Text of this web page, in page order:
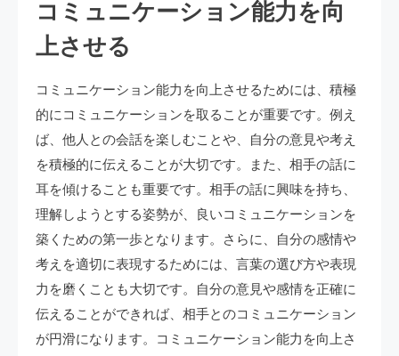
コミュニケーション能力を向
上させる
コミュニケーション能力を向上させるためには、積極
的にコミュニケーションを取ることが重要です。例え
ば、他人との会話を楽しむことや、自分の意見や考え
を積極的に伝えることが大切です。また、相手の話に
耳を傾けることも重要です。相手の話に興味を持ち、
理解しようとする姿勢が、良いコミュニケーションを
築くための第一歩となります。さらに、自分の感情や
考えを適切に表現するためには、言葉の選び方や表現
力を磨くことも大切です。自分の意見や感情を正確に
伝えることができれば、相手とのコミュニケーション
が円滑になります。コミュニケーション能力を向上さ